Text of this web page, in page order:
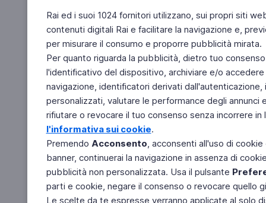
Rai ed i suoi 1024 fornitori utilizzano, sui propri siti
contenuti digitali Rai e facilitare la navigazione e,
per misurare il consumo e proporre pubblicità mirata.
Per quanto riguarda la pubblicità, dietro tuo
l'identificativo del dispositivo, archiviare e/o
navigazione, identificatori derivati
personalizzati, valutare le performance degli
rifiutare o revocare il tuo consenso senza incorrere
l'informativa sui cookie.
Premendo Acconsento, acconsenti all'uso di
banner, continuerai la navigazione in assenza di
pubblicità non personalizzata. Usa il pulsante
parti e cookie, negare il consenso o revocare quello
Le scelte da te espresse verranno applicate al solo